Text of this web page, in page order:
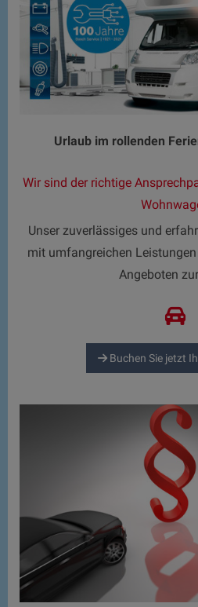
Urlaub im rollenden
Wir sind der richtige
Unser zuverlässiges und
mit umfangreichen
Angeboten
Buchen Sie jetzt